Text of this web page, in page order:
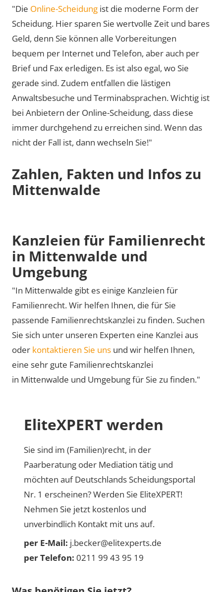
"Die Online-Scheidung ist die moderne Form der
Scheidung. Hier sparen Sie wertvolle Zeit und bares
Geld, denn Sie können alle Vorbereitungen
bequem per Internet und Telefon, aber auch per
Brief und Fax erledigen. Es ist also egal, wo Sie
gerade sind. Zudem entfallen die lästigen
Anwaltsbesuche und Terminabsprachen. Wichtig ist
bei Anbietern der Online-Scheidung, dass diese
immer durchgehend zu erreichen sind. Wenn das
nicht der Fall ist, dann wechseln Sie!"
Zahlen, Fakten und Infos zu
Mittenwalde
Kanzleien für Familienrecht
in Mittenwalde und
Umgebung
"In Mittenwalde gibt es einige Kanzleien für
Familienrecht. Wir helfen Ihnen, die für Sie
passende Familienrechtskanzlei zu finden. Suchen
Sie sich unter unseren Experten eine Kanzlei aus
oder kontaktieren Sie uns und wir helfen Ihnen,
eine sehr gute Familienrechtskanzlei
in Mittenwalde und Umgebung für Sie zu finden."
EliteXPERT werden
Sie sind im (Familien)recht, in der
Paarberatung oder Mediation tätig und
möchten auf Deutschlands Scheidungsportal
Nr. 1 erscheinen? Werden Sie EliteXPERT!
Nehmen Sie jetzt kostenlos und
unverbindlich Kontakt mit uns auf.
per E-Mail: j.becker@elitexperts.de
per Telefon: 0211 99 43 95 19